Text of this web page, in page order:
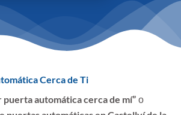
Cerca de Ti
puerta automática cerca de mí” o